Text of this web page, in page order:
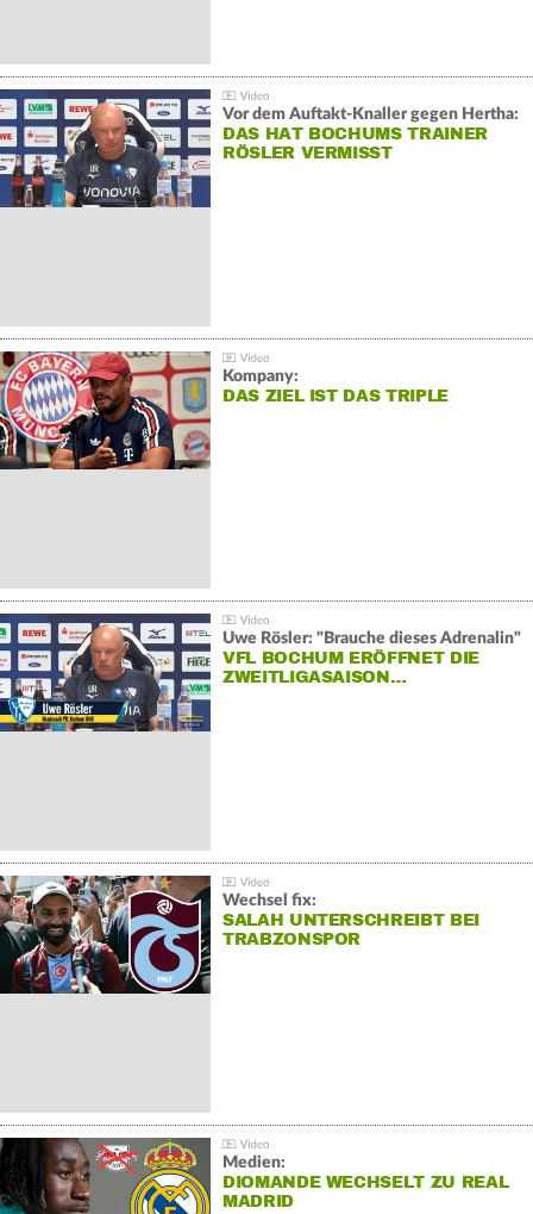
Vor dem Auftakt-Knaller gegen Hertha:
DAS HAT BOCHUMS TRAINER
RÖSLER VERMISST
Kompany:
DAS ZIEL IST DAS TRIPLE
Uwe Rösler: "Brauche dieses Adrenalin"
VFL BOCHUM ERÖFFNET DIE
ZWEITLIGASAISON…
Wechsel fix:
SALAH UNTERSCHREIBT BEI
TRABZONSPOR
Medien:
DIOMANDE WECHSELT ZU REAL
MADRID